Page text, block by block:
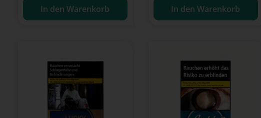
In den Warenkorb In den Warenkorb